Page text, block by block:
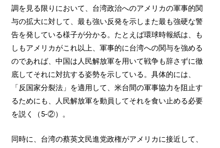
調を見る限りにおいて、台湾政治へのアメリカの軍事的関
与の拡大に対して、最も強い反発を示しまた最も強硬な警
告を発している様子が分かる。たとえば環球時報紙は、も
しもアメリカがこれ以上、軍事的に台湾への関与を強める
のであれば、中国は人民解放軍を用いて戦争も辞さずに徹
底してそれに対抗する姿勢を示している。具体的には、
「反国家分裂法」を適用して、米台間の軍事協力を阻止す
るためにも、人民解放軍を動員してそれを食い止める必要
を説く（5-②）。
同時に、台湾の蔡英文民進党政権がアメリカに接近して、